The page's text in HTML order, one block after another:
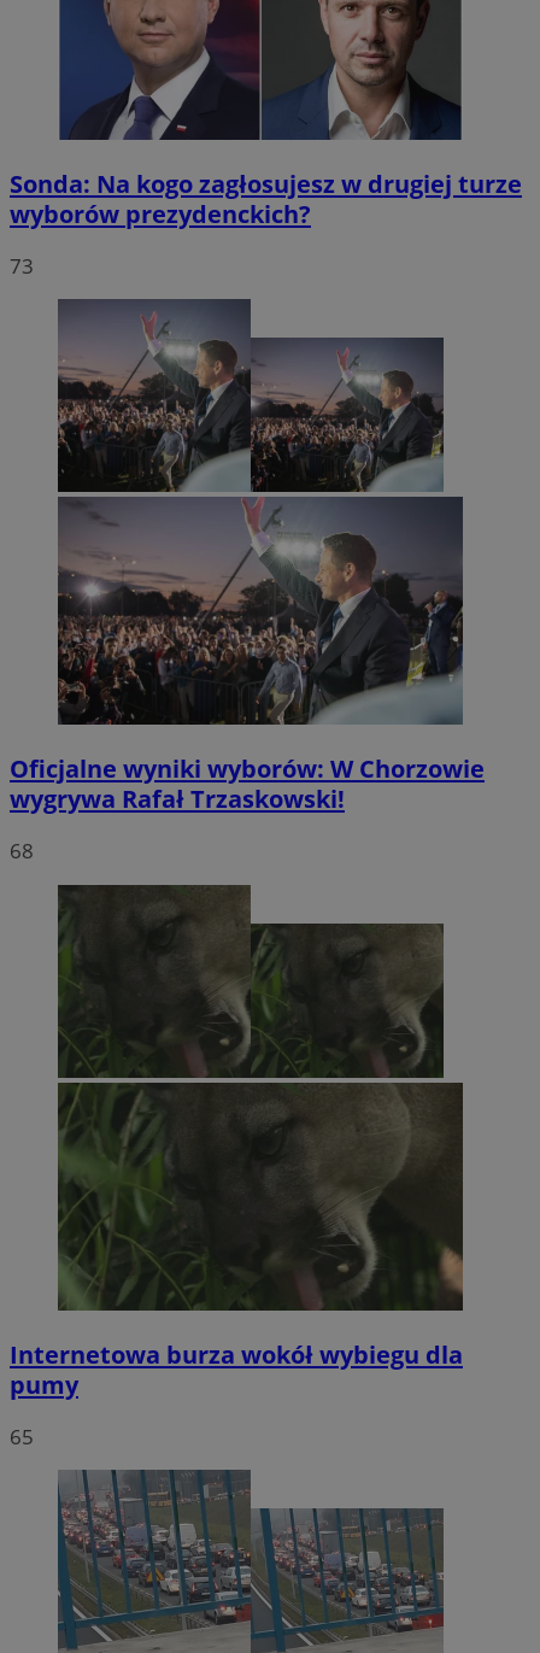
Sonda: Na kogo zagłosujesz w drugiej turze
wyborów prezydenckich?
73
Oficjalne wyniki wyborów: W Chorzowie
wygrywa Rafał Trzaskowski!
68
Internetowa burza wokół wybiegu dla
pumy
65